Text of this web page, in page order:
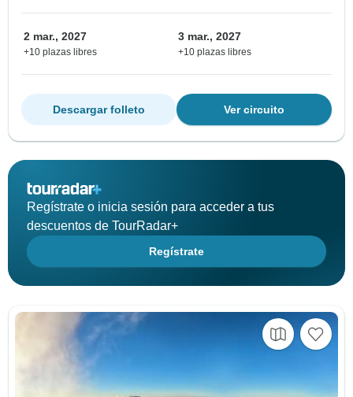
2 mar., 2027
+10 plazas libres
3 mar., 2027
+10 plazas libres
Ver circuito
Descargar folleto
Regístrate o inicia sesión para acceder a tus
descuentos de TourRadar+
Regístrate